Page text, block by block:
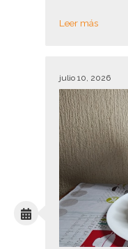
Leer más
julio 10, 2026